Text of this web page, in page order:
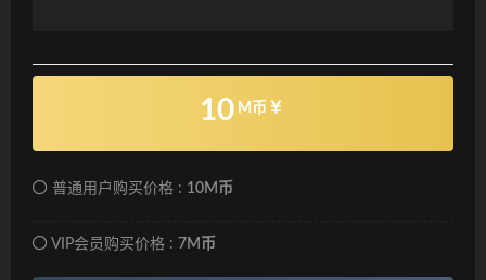
10 M币
普通用户购买价格 : 10M币
VIP会员购买价格 : 7M币